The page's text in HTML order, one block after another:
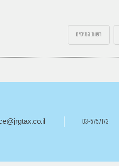
רשות המיסים
03-5757173
>>